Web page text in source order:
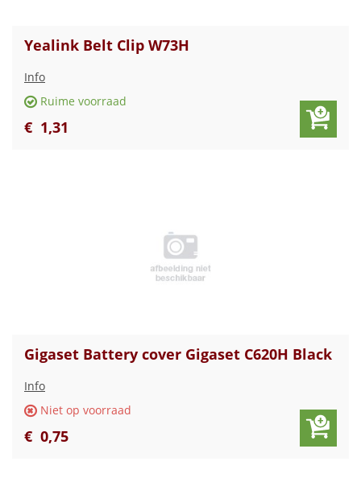
Yealink Belt Clip W73H
Info
Ruime voorraad
€ 1,31
Gigaset Battery cover Gigaset C620H Black
Info
Niet op voorraad
€ 0,75